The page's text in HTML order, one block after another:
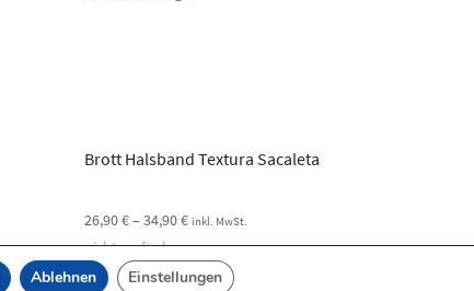
Brott Halsband Textura Sacaleta
26,90€–34,90€ inkl. MwSt.
nicht verfügbar
Ablehnen Einstellungen